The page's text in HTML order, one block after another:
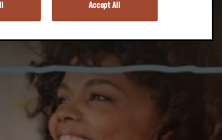
Accept All